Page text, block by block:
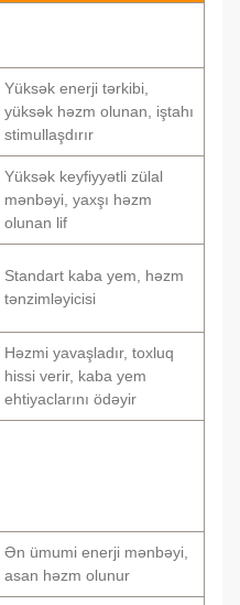
Yüksək enerji tərkibi,
yüksək həzm olunan, iştahı
stimullaşdırır
Yüksək keyfiyyətli zülal
mənbəyi, yaxşı həzm
olunan lif
Standart kaba yem, həzm
tənzimləyicisi
Həzmi yavaşladır, toxluq
hissi verir, kaba yem
ehtiyaclarını ödəyir
Ən ümumi enerji mənbəyi,
asan həzm olunur